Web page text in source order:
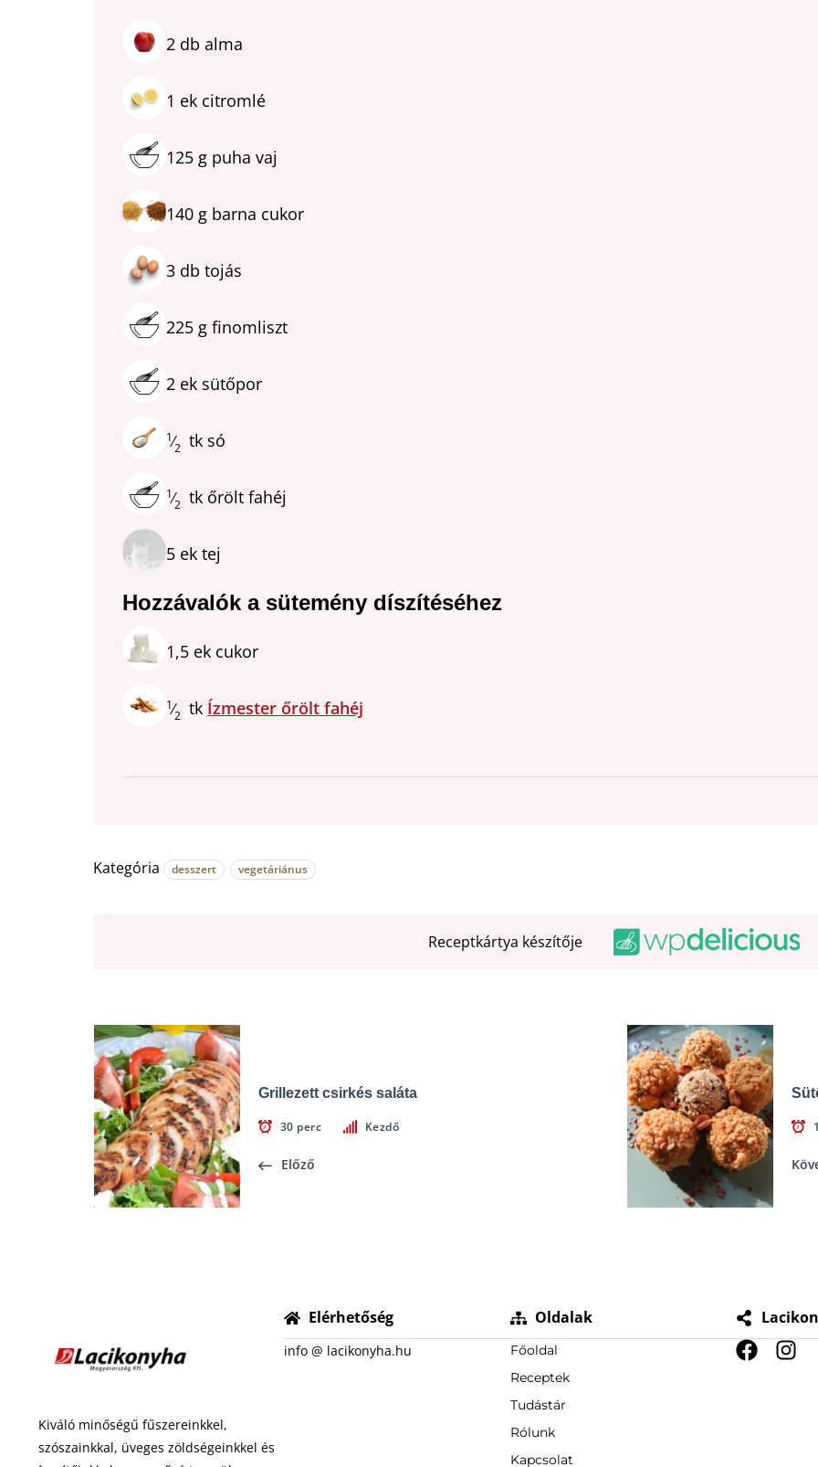
2 db alma
1 ek citromlé
125 g puha vaj
140 g barna cukor
3 db tojás
225 g finomliszt
2 ek sütőpor
1⁄2 tk só
1⁄2 tk őrölt fahéj
5 ek tej
Hozzávalók a sütemény díszítéséhez
1,5 ek cukor
1⁄2 tk Ízmester őrölt fahéj
Kategória desszert vegetáriánus
Receptkártya készítője
Grillezett csirkés saláta
30 perc Kezdő
Előző
Kiváló minőségű fűszereinkkel,
szószainkkal, üveges zöldségeinkkel és
Elérhetőség
info @ lacikonyha.hu
Oldalak
Főoldal
Receptek
Tudástár
Rólunk
Kapcsolat